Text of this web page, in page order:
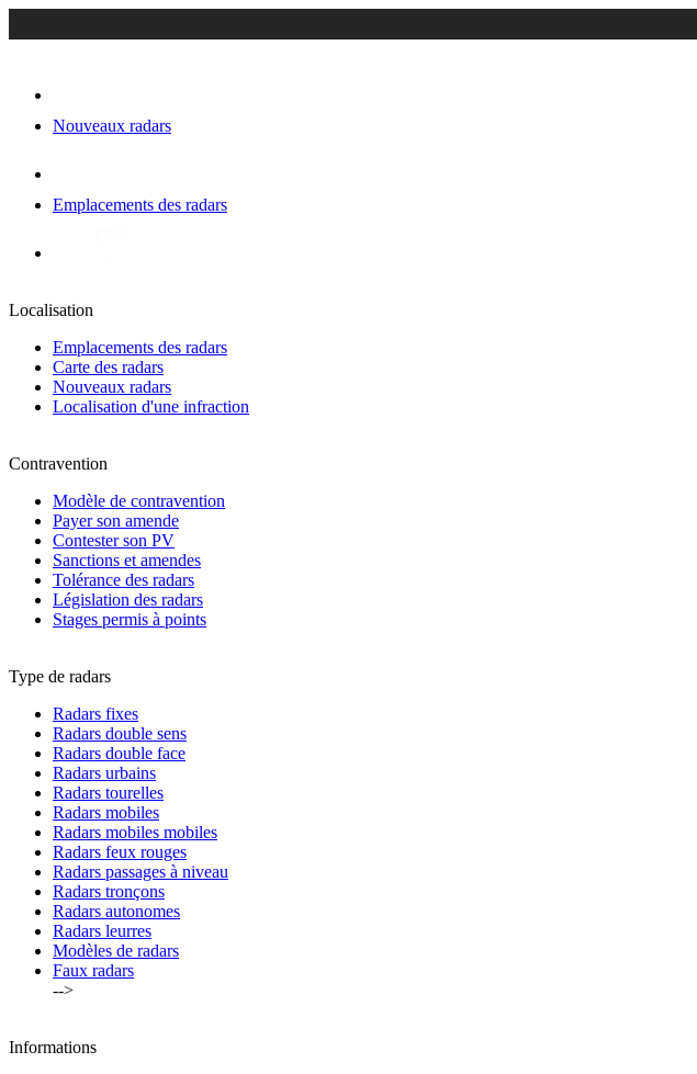
Nouveaux radars
Emplacements des radars
Localisation
Emplacements des radars
Carte des radars
Nouveaux radars
Localisation d'une infraction
Contravention
Modèle de contravention
Payer son amende
Contester son PV
Sanctions et amendes
Tolérance des radars
Législation des radars
Stages permis à points
Type de radars
Radars fixes
Radars double sens
Radars double face
Radars urbains
Radars tourelles
Radars mobiles
Radars mobiles mobiles
Radars feux rouges
Radars passages à niveau
Radars tronçons
Radars autonomes
Radars leurres
Modèles de radars
Faux radars
-->
Informations